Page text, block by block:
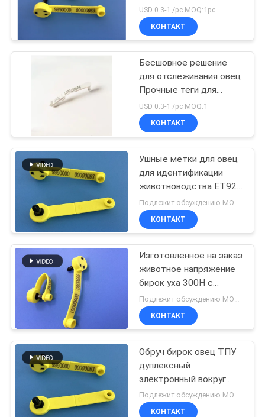
Читатель ручки
РФИД
бирки уха овец
72
Читатель бирки
уха
USD 0.3-1 /pc MOQ:1pc
КОНТАКТ
Бесшовное решение
для отслеживания овец
Прочные теги для
отслеживания
животных Теги для
ушей овец и коз
USD 0.3-1 /pc MOQ:1
КОНТАКТ
Ушные метки для овец
для идентификации
животноводства ET928
Электронный меток
для овец/коз/мелких
животных
КОНТАКТ
Изготовленное на заказ
животное напряжение
бирок уха 300Н с
печатанием лазера,
обслуживанием ОДМ
ОЭМ
КОНТАКТ
Обруч бирок овец ТПУ
дуплексный
электронный вокруг
для животный
отслеживать
Подлежит обсуждению MOQ:50pcs
КОНТАКТ